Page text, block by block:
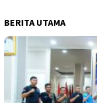
BERITA UTAMA